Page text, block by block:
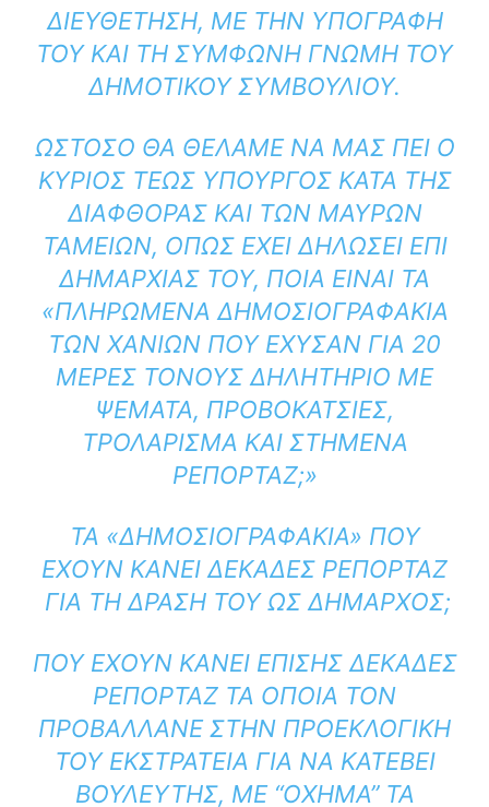
ΔΙΕΥΘΈΤΗΣΗ, ΜΕ ΤΗΝ ΥΠΟΓΡΑΦΉ
ΤΟΥ ΚΑΙ ΤΗ ΣΎΜΦΩΝΗ ΓΝΏΜΗ ΤΟΥ
ΔΗΜΟΤΙΚΟΎ ΣΥΜΒΟΥΛΊΟΥ.
ΩΣΤΌΣΟ ΘΑ ΘΈΛΑΜΕ ΝΑ ΜΑΣ ΠΕΙ Ο
ΚΎΡΙΟΣ ΤΈΩΣ ΥΠΟΥΡΓΌΣ ΚΑΤΆ ΤΗΣ
ΔΙΑΦΘΟΡΆΣ ΚΑΙ ΤΩΝ ΜΑΎΡΩΝ
ΤΑΜΕΊΩΝ, ΌΠΩΣ ΈΧΕΙ ΔΗΛΏΣΕΙ ΕΠΊ
ΔΗΜΑΡΧΊΑΣ ΤΟΥ, ΠΟΙΆ ΕΊΝΑΙ ΤΑ
«ΠΛΗΡΩΜΈΝΑ ΔΗΜΟΣΙΟΓΡΑΦΆΚΙΑ
ΤΩΝ ΧΑΝΊΩΝ ΠΟΥ ΈΧΥΣΑΝ ΓΙΑ 20
ΜΈΡΕΣ ΤΌΝΟΥΣ ΔΗΛΗΤΉΡΙΟ ΜΕ
ΨΈΜΑΤΑ, ΠΡΟΒΟΚΆΤΣΙΕΣ,
ΤΡΟΛΆΡΙΣΜΑ ΚΑΙ ΣΤΗΜΈΝΑ
ΡΕΠΟΡΤΆΖ;»
ΤΑ «ΔΗΜΟΣΙΟΓΡΑΦΆΚΙΑ» ΠΟΥ
ΈΧΟΥΝ ΚΆΝΕΙ ΔΕΚΆΔΕΣ ΡΕΠΟΡΤΆΖ
ΓΙΑ ΤΗ ΔΡΆΣΗ ΤΟΥ ΩΣ ΔΉΜΑΡΧΟΣ;
ΠΟΥ ΈΧΟΥΝ ΚΆΝΕΙ ΕΠΊΣΗΣ ΔΕΚΆΔΕΣ
ΡΕΠΟΡΤΆΖ ΤΑ ΟΠΟΊΑ ΤΟΝ
ΠΡΟΒΆΛΛΑΝΕ ΣΤΗΝ ΠΡΟΕΚΛΟΓΙΚΉ
ΤΟΥ ΕΚΣΤΡΑΤΕΊΑ ΓΙΑ ΝΑ ΚΑΤΈΒΕΙ
ΒΟΥΛΕΥΤΉΣ, ΜΕ “ΌΧΗΜΑ” ΤΑ